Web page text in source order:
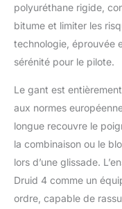
polyuréthane rigide,
bitume et limiter les
technologie, éprouvée
sérénité pour le pilote.
Le gant est
aux normes
longue recouvre le
la combinaison ou le
lors d’une glissade.
Druid 4 comme un
ordre, capable de